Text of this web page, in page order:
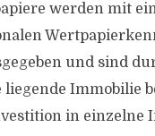
werden mit
und sind
liegende Immobilie
in einzelne